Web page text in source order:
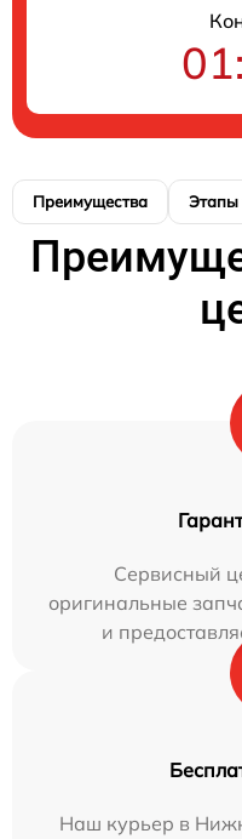
Преимущества Этапы
Сервисный
оригинальные
и
Наш курьер в